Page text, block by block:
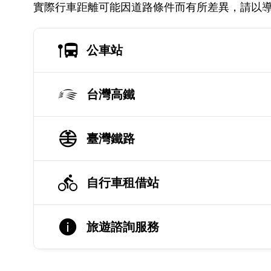
實際行車距離可能因道路條件而有所差異，請以
公車站
台灣高鐵
臺灣鐵路
自行車租借站
旅遊諮詢服務